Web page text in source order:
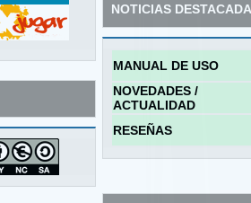
NOTICIAS
MANUAL DE USO
NOVEDADES /
ACTUALIDAD
RESEÑAS